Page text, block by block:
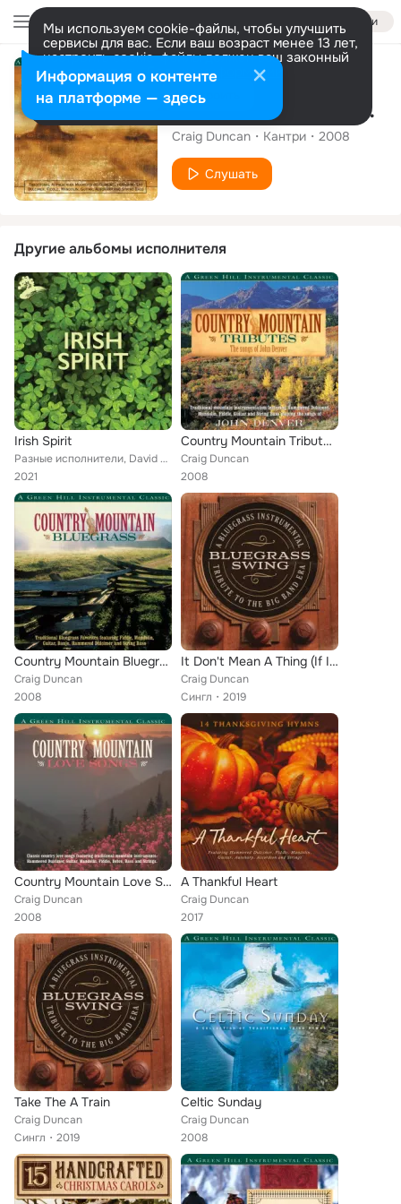
Войти
Мы используем cookie-файлы, чтобы улучшить
сервисы для вас. Если ваш возраст менее 13 лет,
настроить cookie-файлы должен ваш законный
представитель. Больше информации
Разрешить все Настроить
Альбом
Hymns On The Mountain
Craig Duncan Кантри 2008
Слушать
Другие альбомы исполнителя
Irish Spirit
Разные исполнители, David Davidson, Órla Fallon, Cynthia Wyatt, David Arkenstone, Craig Duncan, Charlee Brooks
2021
Country Mountain Tributes: John Denver
Craig Duncan
2008
Country Mountain Bluegrass
Craig Duncan
2008
It Don't Mean A Thing (If It Ain't Got That Swing)
Craig Duncan
Сингл
2019
Country Mountain Love Songs
Craig Duncan
2008
A Thankful Heart
Craig Duncan
2017
Take The A Train
Craig Duncan
Сингл
2019
Celtic Sunday
Craig Duncan
2008
Информация о контенте
на платформе — здесь